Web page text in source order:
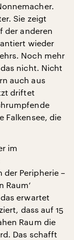
Sie zeigt
der anderen
wieder
Noch mehr
nicht. Nicht
auch aus
driftet
Falkensee, die
im
der Peripherie –
Raum‘
erwartet
dass auf 15
Raum die
Das schafft